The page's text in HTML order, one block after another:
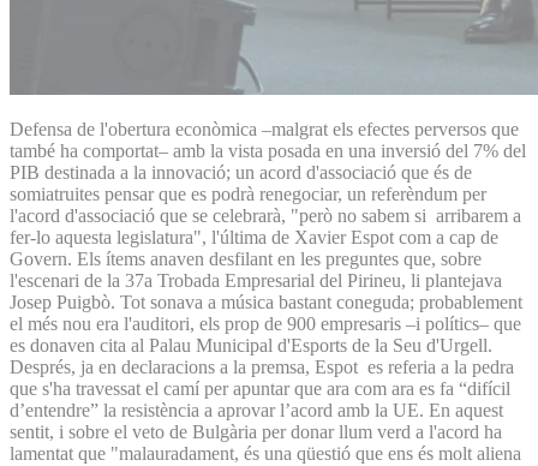
Defensa de l'obertura econòmica –malgrat els efectes perversos que
també ha comportat– amb la vista posada en una inversió del 7% del
PIB destinada a la innovació; un acord d'associació que és de
somiatruites pensar que es podrà renegociar, un referèndum per
l'acord d'associació que se celebrarà, "però no sabem si arribarem a
fer-lo aquesta legislatura", l'última de Xavier Espot com a cap de
Govern. Els ítems anaven desfilant en les preguntes que, sobre
l'escenari de la 37a Trobada Empresarial del Pirineu, li plantejava
Josep Puigbò. Tot sonava a música bastant coneguda; probablement
el més nou era l'auditori, els prop de 900 empresaris –i polítics– que
es donaven cita al Palau Municipal d'Esports de la Seu d'Urgell.
Després, ja en declaracions a la premsa, Espot es referia a la pedra
que s'ha travessat el camí per apuntar que ara com ara es fa “difícil
d’entendre” la resistència a aprovar l’acord amb la UE. En aquest
sentit, i sobre el veto de Bulgària per donar llum verd a l'acord ha
lamentat que "malauradament, és una qüestió que ens és molt aliena